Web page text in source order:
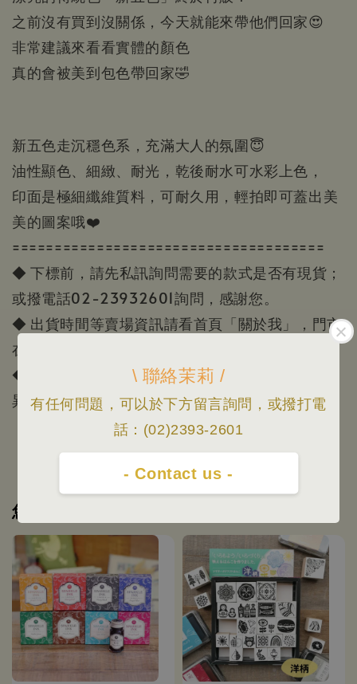
\ 聯絡茉莉 /
有任何問題，可以於下方留言詢問，或撥打電
話：(02)2393-2601
- Contact us -
之前沒有買到沒關係，今天就能來帶他們回家😍
非常建議來看看實體的顏色
真的會被美到包色帶回家🤣
新五色走沉穩色系，充滿大人的氛圍😇
油性顯色、細緻、耐光，乾後耐水可水彩上色，
印面是極細纖維質料，可耐久用，輕拍即可蓋出美
美的圖案哦❤️
=====================================
◆ 下標前，請先私訊詢問需要的款式是否有現貨；
或撥電話02-23932601詢問，感謝您。
◆ 出貨時間等賣場資訊請看首頁「關於我」，門市
在忠孝新生站2號出口附近
◆ 照片會因為顯示器顏色或個人視覺感受有所差
異，本賣場照片/資訊僅供參考，一切以實品為主。
您可能也喜歡